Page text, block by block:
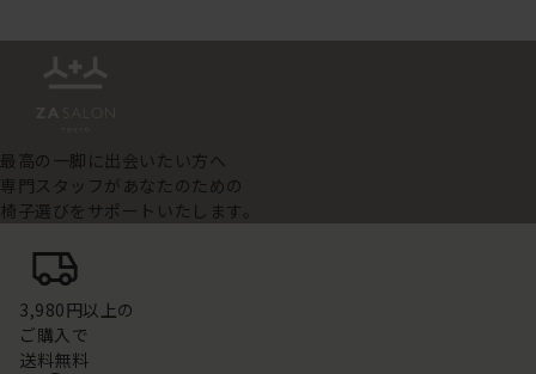
最高の一脚に出会いたい方へ
専門スタッフがあなたのための
椅子選びをサポートいたします。
3,980円以上の
ご購入で
送料無料